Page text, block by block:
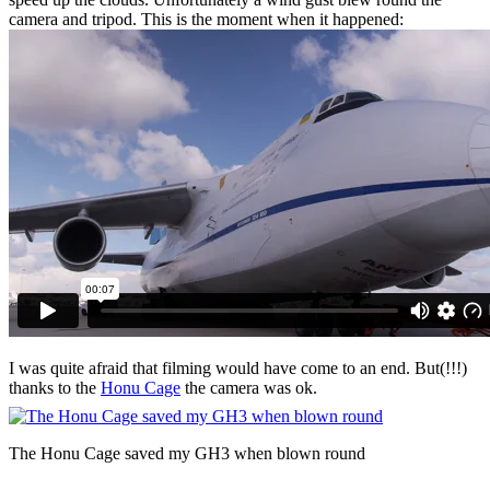
camera and tripod. This is the moment when it happened:
I was quite afraid that filming would have come to an end. But(!!!)
thanks to the Honu Cage the camera was ok.
The Honu Cage saved my GH3 when blown round